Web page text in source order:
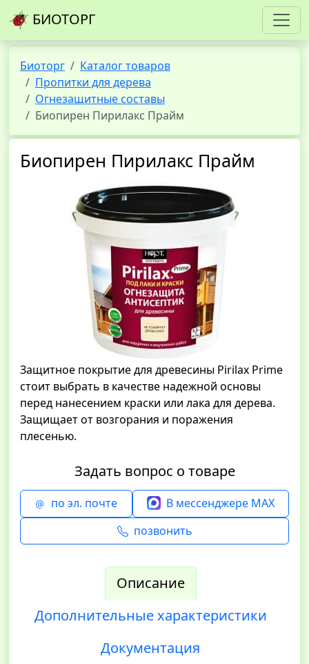
БИОТОРГ
Биоторг
Каталог товаров
Пропитки для дерева
Огнезащитные составы
Биопирен Пирилакс Прайм
Биопирен Пирилакс Прайм
Защитное покрытие для древесины Pirilax Prime
стоит выбрать в качестве надежной основы
перед нанесением краски или лака для дерева.
Защищает от возгорания и поражения
плесенью.
Задать вопрос о товаре
по эл. почте
В мессенджере MAX
позвонить
Описание
Дополнительные характеристики
Документация